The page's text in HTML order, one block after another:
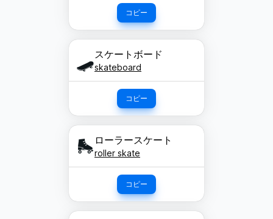
コピー
🛹スケートボード
skateboard
コピー
🛼 ローラースケート
roller skate
コピー